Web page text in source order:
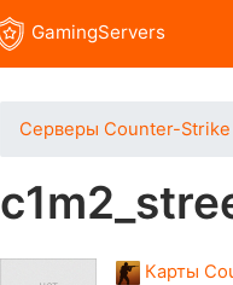
GamingServers
Серверы Counter-
Карты